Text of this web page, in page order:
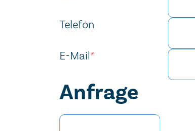
Telefon
E-Mail*
Anfrage